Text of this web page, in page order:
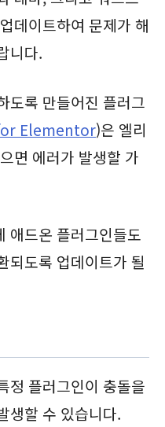
데이트하여 문제가 해
니다.
도록 만들어진 플러그
Elementor)은 엘리
면 에러가 발생할 가
애드온 플러그인들도
되도록 업데이트가 될
정 플러그인이 충돌을
생할 수 있습니다.